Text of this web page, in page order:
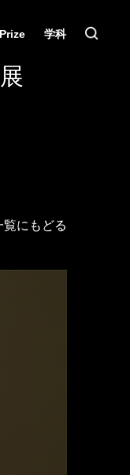
Prize 学科
にもどる